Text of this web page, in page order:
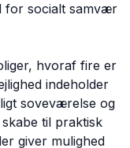
for socialt samvær
hvoraf fire er
indeholder
soveværelse og
til praktisk
giver mulighed